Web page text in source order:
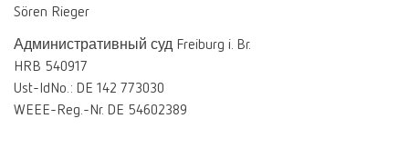
Sören Rieger
Административный суд Freiburg i. Br.
HRB 540917
Ust-IdNo.: DE 142 773030
WEEE-Reg.-Nr. DE 54602389